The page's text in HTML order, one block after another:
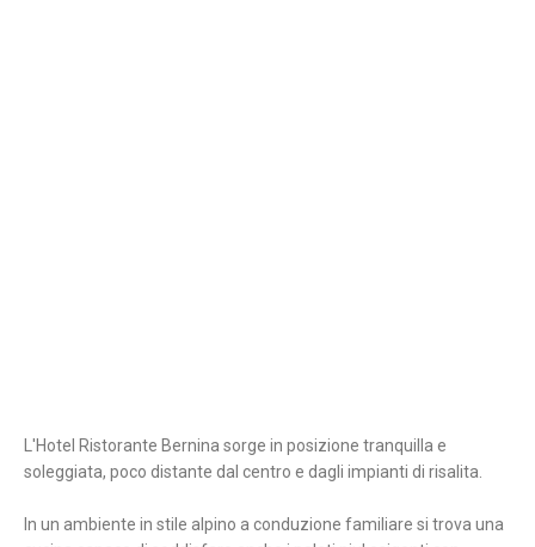
L'Hotel Ristorante Bernina sorge in posizione tranquilla e
soleggiata, poco distante dal centro e dagli impianti di risalita.
In un ambiente in stile alpino a conduzione familiare si trova una